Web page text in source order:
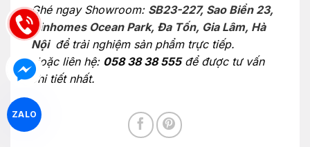
Ghé ngay Showroom: SB23-227, Sao Biển 23,
Vinhomes Ocean Park, Đa Tốn, Gia Lâm, Hà
Nội để trải nghiệm sản phẩm trực tiếp.
Hoặc liên hệ: 058 38 38 555để được tư vấn
chi tiết nhất.
ZALO